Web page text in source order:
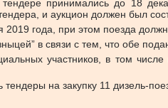
тендере принимались до 18
и аукцион должен был
года, при этом поезда
в связи с тем, что обе
участников, в том
на закупку 11 дизель-